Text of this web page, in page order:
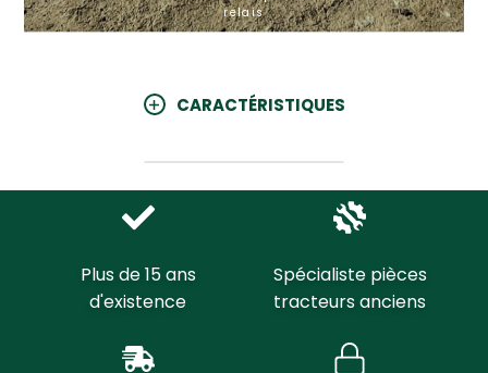
relais
CARACTÉRISTIQUES
Plus de 15 ans
d'existence
Spécialiste pièces
tracteurs anciens